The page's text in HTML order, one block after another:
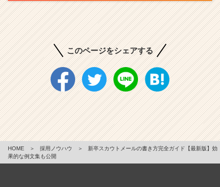
このページをシェアする
HOME ＞ 採用ノウハウ ＞
新卒スカウトメールの書き方完全ガイド【最新版】効
果的な例文集も公開